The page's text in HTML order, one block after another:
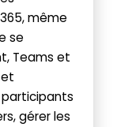
même
se
Teams et
participants
gérer les